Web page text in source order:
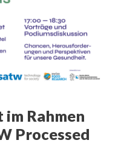
Rahmen
Processed